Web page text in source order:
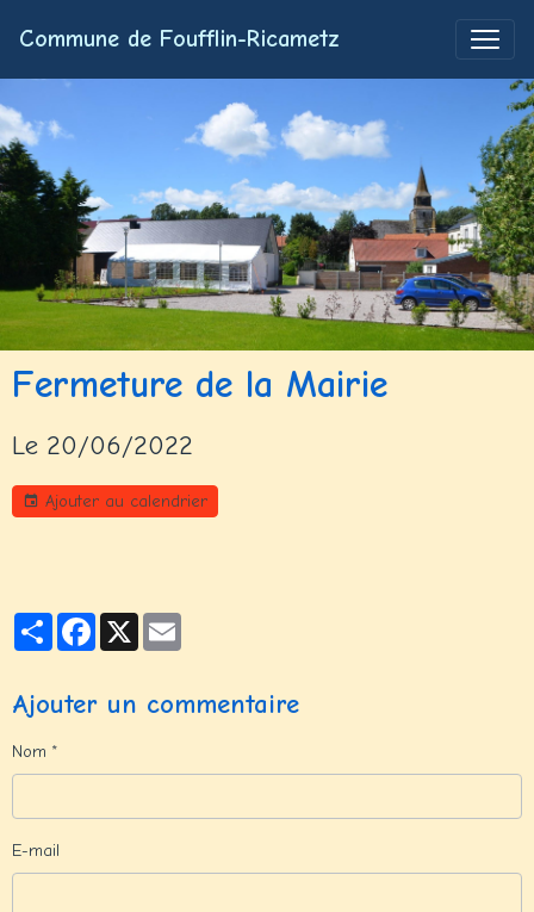
Commune de Foufflin-Ricametz
Fermeture de la Mairie
Le 20/06/2022
Ajouter au calendrier
PartagerFacebook
X
Ajouter un commentaire
Nom
E-mail